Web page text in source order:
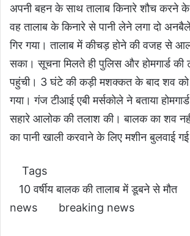
अपनी बहन के साथ तालाब किनारे शौच करने
वह तालाब के किनारे से पानी लेने लगा दो
गिर गया। तालाब में कीचड़ होने की वजह से
सका। सूचना मिलते ही पुलिस और होमगार्ड की
पहुंची। 3 घंटे की कड़ी मशक्कत के बाद शव को
गया। गंज टीआई एबी मर्सकोले ने बताया
सहारे आलोक की तलाश की। बालक का शव नहीं
का पानी खाली करवाने के लिए मशीन बुलवाई
Tags
10 वर्षीय बालक की तालाब में डूबने से मौत
news
breaking news